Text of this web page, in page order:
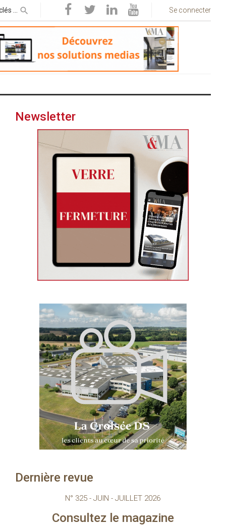
Se connecter
Newsletter
Dernière revue
N° 325 - JUIN - JUILLET 2026
Consultez le magazine